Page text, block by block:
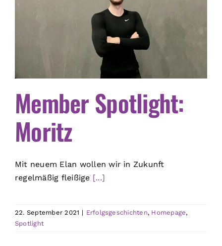
Member Spotlight:
Moritz
Mit neuem Elan wollen wir in Zukunft
regelmäßig fleißige [...]
22. September 2021 | Erfolgsgeschichten, Homepage,
Spotlight